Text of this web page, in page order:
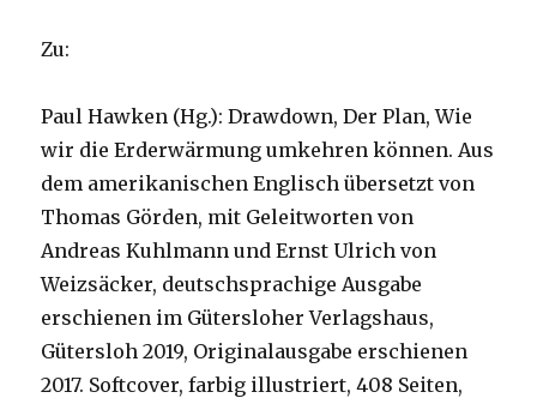
Zu:
Paul Hawken (Hg.): Drawdown, Der Plan, Wie
wir die Erderwärmung umkehren können. Aus
dem amerikanischen Englisch übersetzt von
Thomas Görden, mit Geleitworten von
Andreas Kuhlmann und Ernst Ulrich von
Weizsäcker, deutschsprachige Ausgabe
erschienen im Gütersloher Verlagshaus,
Gütersloh 2019, Originalausgabe erschienen
2017. Softcover, farbig illustriert, 408 Seiten,